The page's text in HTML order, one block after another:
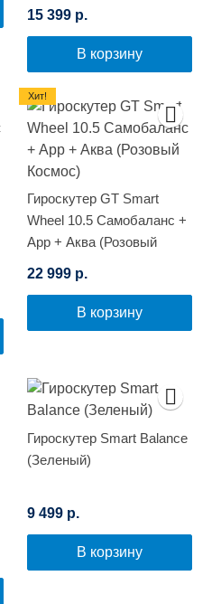
(Граффити)
15 399 р.
В корзину
Гироскутер GT Smart
Wheel 10.5 Самобаланс +
App + Аква (Розовый
22 999 р.
В корзину
Хит!
Гироскутер Smart Balance
(Зеленый)
9 499 р.
В корзину